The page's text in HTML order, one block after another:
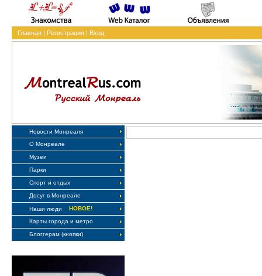
Главная| Регистрация| Вход
Новости Монреаля
О Монреале
Музеи
Парки
Спорт и отдых
Досуг в Монреале
Наши люди
НОВОЕ!
Карты города и метро
Блоггерам (кнопки)